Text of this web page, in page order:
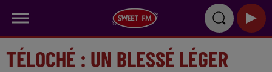
TÉLOCHÉ : UN BLESSÉ LÉGER